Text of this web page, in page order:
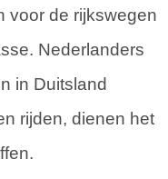
voor de rijkswegen
Nederlanders
in Duitsland
rijden, dienen het